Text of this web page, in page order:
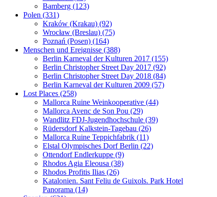
Bamberg (123)
Polen (331)
Kraków (Krakau) (92)
Wrocław (Breslau) (75)
Poznań (Posen) (164)
Menschen und Ereignisse (388)
Berlin Karneval der Kulturen 2017 (155)
Berlin Christopher Street Day 2017 (92)
Berlin Christopher Street Day 2018 (84)
Berlin Karneval der Kulturen 2009 (57)
Lost Places (258)
Mallorca Ruine Weinkooperative (44)
Mallorca Avenc de Son Pou (29)
Wandlitz FDJ-Jugendhochschule (39)
Rüdersdorf Kalkstein-Tagebau (26)
Mallorca Ruine Teppichfabrik (11)
Elstal Olympisches Dorf Berlin (22)
Ottendorf Endlerkuppe (9)
Rhodos Agia Eleousa (38)
Rhodos Profitis Ilias (26)
Katalonien. Sant Feliu de Guixols. Park Hotel
Panorama (14)